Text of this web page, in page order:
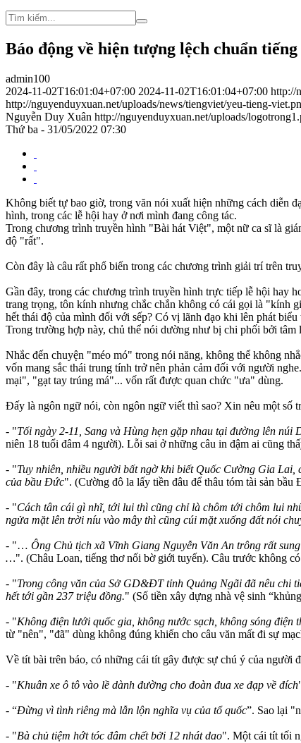
Báo động về hiện tượng lệch chuẩn
admin100
2024-11-02T16:01:04+07:00 2024-11-02T16:01:04+07:00 http://
http://nguyenduyxuan.net/uploads/news/tiengviet/yeu-tieng-
Nguyễn Duy Xuân http://nguyenduyxuan.net/uploads/
Thứ ba - 31/05/2022 07:30
Không biết tự bao giờ, trong văn nói xuất hiện những cách diễn
hình, trong các lễ hội hay ở nơi mình đang công tác.
Trong chương trình truyền hình "Bài hát Việt", một nữ ca sĩ là
độ "rất".
Còn đây là câu rất phổ biến trong các chương trình giải trí trên
Gần đây, trong các chương trình truyền hình trực tiếp lễ hội hay
trang trọng, tôn kính nhưng chắc chắn không có cái gọi là "kính
hết thái độ của mình đối với sếp? Có vị lãnh đạo khi lên phát biểu
Trong trường hợp này, chủ thể nói dường như bị chi phối bởi
Nhắc đến chuyện "méo mó" trong nói năng, không thể không
vốn mang sắc thái trung tính trở nên phản cảm đối với người
mại", "gạt tay trúng má"... vốn rất được quan chức "ưa" dùng.
Đấy là ngôn ngữ nói, còn ngôn ngữ viết thì sao? Xin nêu một số
- "Tối ngày 2-11, Sang và Hùng hẹn gặp nhau tại đường lên
niên 18 tuổi đâm 4 người). Lỗi sai ở những câu in đậm ai cũng
- "Tuy nhiên, nhiều người bất ngờ khi biết Quốc Cường Gia
của bầu Đức". (Cường đô la lấy tiền đâu để thâu tóm tài sản
- "Cách tân cái gì nhĩ, tới lui thì cũng chỉ là chôm tới chôm lui
ngửa mặt lên trời níu vào mây thì cũng cúi mặt xuống đất nói
- "… Ông Chủ tịch xã Vĩnh Giang Nguyễn Văn An trông rất
…". (Châu Loan, tiếng thơ nối bờ giới tuyến). Câu trước không
- "Trong công văn của Sở GD&ĐT tỉnh Quảng Ngãi đã nêu chi
hết tới gần 237 triệu đồng." (Số tiền xây dựng nhà vệ sinh
- "Không điện lưới quốc gia, không nước sạch, không sóng
từ "nên", "đã" dùng không đúng khiến cho câu văn mất đi sự
Về tít bài trên báo, có những cái tít gây được sự chú ý của người
- "Khuân xe ô tô vào lề dành đường cho đoàn đua xe đạp về đích
- “Đừng vì tình riêng mà lẫn lộn nghĩa vụ của tổ quốc”. Sao lại
- "Bà chủ tiệm hớt tóc đâm chết bởi 12 nhát dao". Một cái tít tối